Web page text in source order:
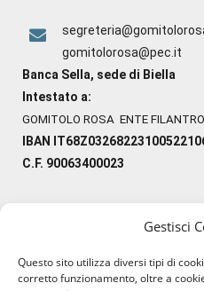
Gestisci
Questo sito utilizza diversi tipi di
corretto funzionamento, oltre a
gomitolorosa@pec.it
Banca Sella, sede di Biella
Intestato a:
GOMITOLO ROSA ENTE
IBAN
C.F. 90063400023